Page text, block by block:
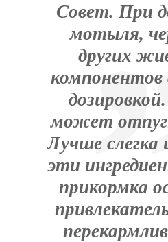
Совет. При
мотыля,
других
компонентов
может
Лучше слегка
эти
прикормка